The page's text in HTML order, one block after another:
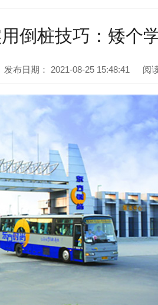
倒桩技巧：矮个
发布日期： 2021-08-25 15:48:41 阅